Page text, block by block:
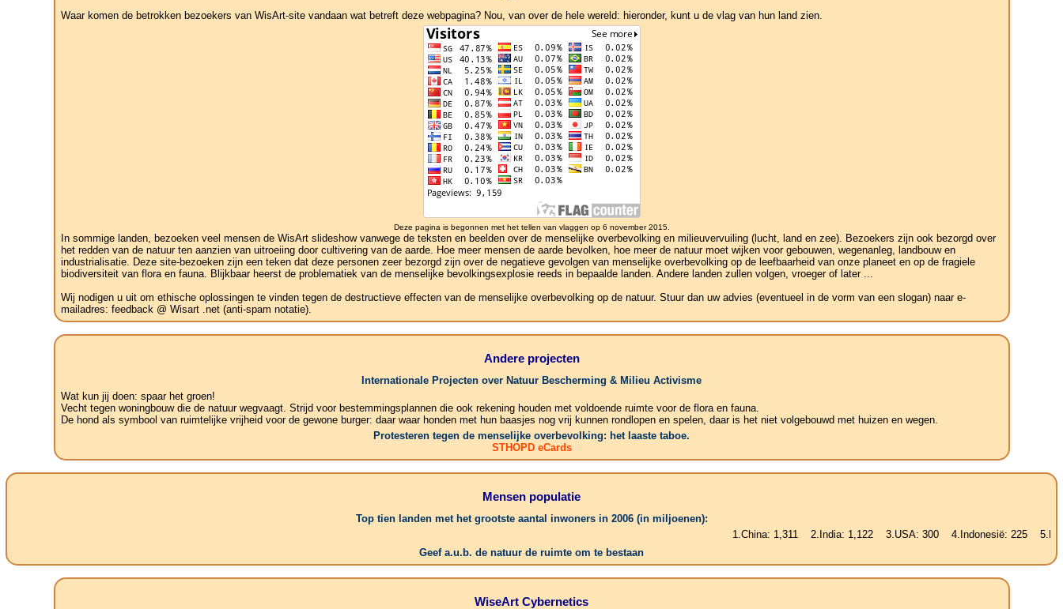
Waar komen de betrokken bezoekers van WisArt-site vandaan wat betreft deze webpagina? Nou, van over de hele wereld: hieronder, kunt u de vlag van hun land zien.
Deze pagina is begonnen met het tellen van vlaggen op 6 november 2015.
In sommige landen, bezoeken veel mensen de WisArt slideshow vanwege de teksten en beelden over de menselijke overbevolking en milieuvervuiling (lucht, land en zee). Bezoekers zijn ook bezorgd over
het redden van de natuur ten aanzien van uitroeiing door cultivering van de aarde. Hoe meer mensen de aarde bevolken, hoe meer de natuur moet wijken voor gebouwen, wegenanleg, landbouw en
industrialisatie. Deze site-bezoeken zijn een teken dat deze personen zeer bezorgd zijn over de negatieve gevolgen van menselijke overbevolking op de leefbaarheid van onze planeet en op de fragiele
biodiversiteit van flora en fauna. Blijkbaar heerst de problematiek van de menselijke bevolkingsexplosie reeds in bepaalde landen. Andere landen zullen volgen, vroeger of later ...
Wij nodigen u uit om ethische oplossingen te vinden tegen de destructieve effecten van de menselijke overbevolking op de natuur. Stuur dan uw advies (eventueel in de vorm van een slogan) naar e-
mailadres: feedback @ Wisart .net (anti-spam notatie).
Andere projecten
Internationale Projecten over Natuur Bescherming & Milieu Activisme
Wat kun jij doen: spaar het groen!
Vecht tegen woningbouw die de natuur wegvaagt. Strijd voor bestemmingsplannen die ook rekening houden met voldoende ruimte voor de flora en fauna.
De hond als symbool van ruimtelijke vrijheid voor de gewone burger: daar waar honden met hun baasjes nog vrij kunnen rondlopen en spelen, daar is het niet volgebouwd met huizen en wegen.
Protesteren tegen de menselijke overbevolking: het laaste taboe.
STHOPD eCards
Mensen populatie
Top tien landen met het grootste aantal inwoners in 2006 (in miljoenen):
1.China: 1,311 2.India: 1,122 3.USA: 300 4.Indonesië: 225 5.Brazilië:
Geef a.u.b. de natuur de ruimte om te bestaan
WiseArt Cybernetics